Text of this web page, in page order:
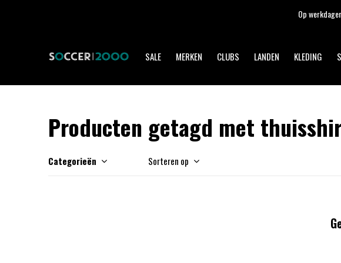
SALE MERKEN CLUBS LANDEN KLEDING
Op
Producten getagd met
Categorieën Sorteren op